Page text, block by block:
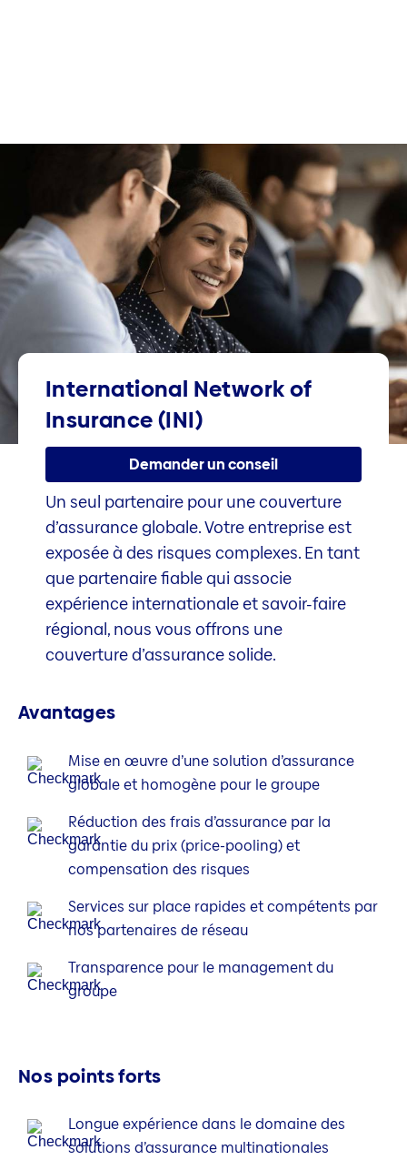
International Network of
Insurance (INI)
Demander un conseil
Un seul partenaire pour une couverture
d’assurance globale. Votre entreprise est
exposée à des risques complexes. En tant
que partenaire fiable qui associe
expérience internationale et savoir-faire
régional, nous vous offrons une
couverture d’assurance solide.
Avantages
Mise en œuvre d’une solution d’assurance
globale et homogène pour le groupe
Réduction des frais d’assurance par la
garantie du prix (price-pooling) et
compensation des risques
Services sur place rapides et compétents par
nos partenaires de réseau
Transparence pour le management du
groupe
Nos points forts
Longue expérience dans le domaine des
solutions d’assurance multinationales